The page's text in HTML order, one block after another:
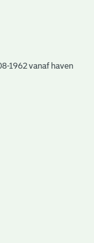
1962 vanaf haven